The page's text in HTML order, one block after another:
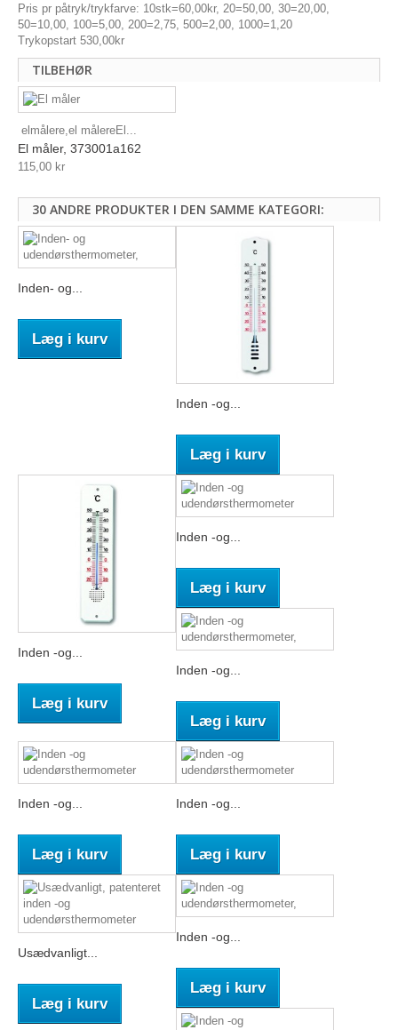
Pris pr påtryk/trykfarve: 10stk=60,00kr, 20=50,00, 30=20,00,
50=10,00, 100=5,00, 200=2,75, 500=2,00, 1000=1,20
Trykopstart 530,00kr
TILBEHØR
elmålere,el målereEl...
El måler, 373001a162
115,00 kr
30 ANDRE PRODUKTER I DEN SAMME KATEGORI:
Inden- og...
Læg i kurv
Inden -og...
Læg i kurv
Inden -og...
Læg i kurv
Inden -og...
Læg i kurv
Inden -og...
Læg i kurv
Inden -og...
Læg i kurv
Inden -og...
Læg i kurv
Usædvanligt...
Læg i kurv
Inden -og...
Læg i kurv